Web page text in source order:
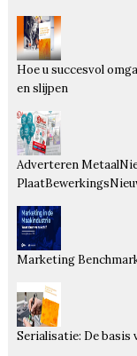
Hoe u succesvol
en slijpen
Adverteren
Marketing
Serialisatie: De